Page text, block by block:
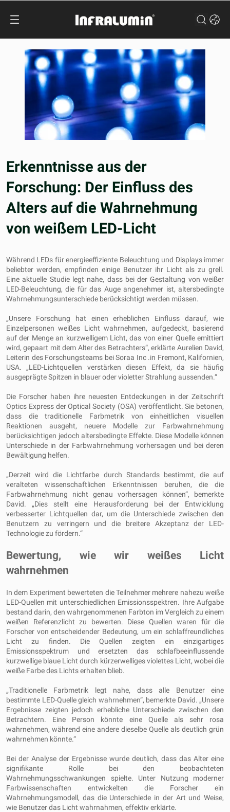
Erkenntnisse aus der
Forschung: Der Einfluss des
Alters auf die Wahrnehmung
von weißem LED-Licht
Während LEDs für energieeffiziente Beleuchtung und Displays immer
beliebter werden, empfinden einige Benutzer ihr Licht als zu grell.
Eine aktuelle Studie legt nahe, dass bei der Gestaltung von weißer
LED-Beleuchtung, die für das Auge angenehmer ist, altersbedingte
Wahrnehmungsunterschiede berücksichtigt werden müssen.
„Unsere Forschung hat einen erheblichen Einfluss darauf, wie
Einzelpersonen weißes Licht wahrnehmen, aufgedeckt, basierend
auf der Menge an kurzwelligem Licht, das von einer Quelle emittiert
wird, gepaart mit dem Alter des Betrachters“, erklärte Aurelien David,
Leiterin des Forschungsteams bei Soraa Inc .in Fremont, Kalifornien,
USA. „LED-Lichtquellen verstärken diesen Effekt, da sie häufig
ausgeprägte Spitzen in blauer oder violetter Strahlung aussenden.“
Die Forscher haben ihre neuesten Entdeckungen in der Zeitschrift
Optics Express der Optical Society (OSA) veröffentlicht. Sie betonen,
dass die traditionelle Farbmetrik von einheitlichen visuellen
Reaktionen ausgeht, neuere Modelle zur Farbwahrnehmung
berücksichtigen jedoch altersbedingte Effekte. Diese Modelle können
Unterschiede in der Farbwahrnehmung vorhersagen und bei deren
Bewältigung helfen.
„Derzeit wird die Lichtfarbe durch Standards bestimmt, die auf
veralteten wissenschaftlichen Erkenntnissen beruhen, die die
Farbwahrnehmung nicht genau vorhersagen können“, bemerkte
David. „Dies stellt eine Herausforderung bei der Entwicklung
verbesserter Lichtquellen dar, um die Unterschiede zwischen den
Benutzern zu verringern und die breitere Akzeptanz der LED-
Technologie zu fördern.“
Bewertung, wie wir weißes Licht
wahrnehmen
In dem Experiment bewerteten die Teilnehmer mehrere nahezu weiße
LED-Quellen mit unterschiedlichen Emissionsspektren. Ihre Aufgabe
bestand darin, den wahrgenommenen Farbton im Vergleich zu einem
weißen Referenzlicht zu bewerten. Diese Quellen waren für die
Forscher von entscheidender Bedeutung, um ein schlaffreundliches
Licht zu finden. Die Quellen zeigten ein einzigartiges
Emissionsspektrum und ersetzten das schlafbeeinflussende
kurzwellige blaue Licht durch kürzerwelliges violettes Licht, wobei die
weiße Farbe des Lichts erhalten blieb.
„Traditionelle Farbmetrik legt nahe, dass alle Benutzer eine
bestimmte LED-Quelle gleich wahrnehmen“, bemerkte David. „Unsere
Ergebnisse zeigten jedoch erhebliche Unterschiede zwischen den
Betrachtern. Eine Person könnte eine Quelle als sehr rosa
wahrnehmen, während eine andere dieselbe Quelle als deutlich grün
wahrnehmen könnte.“
Bei der Analyse der Ergebnisse wurde deutlich, dass das Alter eine
signifikante Rolle bei den beobachteten
Wahrnehmungsschwankungen spielte. Unter Nutzung moderner
Farbwissenschaften entwickelten die Forscher ein
Wahrnehmungsmodell, das die Unterschiede in der Art und Weise,
wie Benutzer das Licht wahrnahmen, effektiv erklärte.